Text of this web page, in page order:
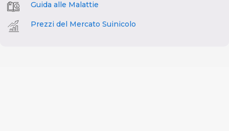
Guida alle Malattie
Prezzi del Mercato Suinicolo